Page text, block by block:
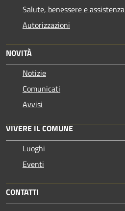
Salute, benessere e assistenza
Autorizzazioni
NOVITÀ
Notizie
Comunicati
Avvisi
VIVERE IL COMUNE
Luoghi
Eventi
CONTATTI